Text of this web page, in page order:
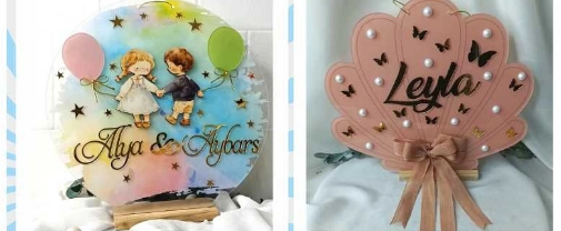
Yorum Yaz Karşılaştır Fiyat Alarmı Telefonla Sipariş
Bu ürün için henüz yorum yapılmadı.
Yorum Yap